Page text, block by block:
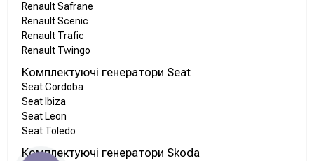
Renault Safrane
Renault Scenic
Renault Trafic
Renault Twingo
Комплектуючі генератори Seat
Seat Cordoba
Seat Ibiza
Seat Leon
Seat Toledo
Комплектуючі генератори Skoda